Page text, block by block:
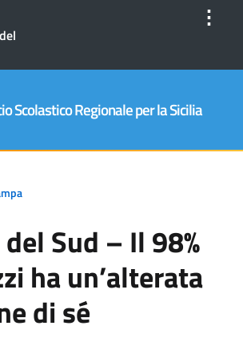
⋮
Scolastico Regionale per la Sicilia
Sud – Il 98%
ha un’alterata
di sé